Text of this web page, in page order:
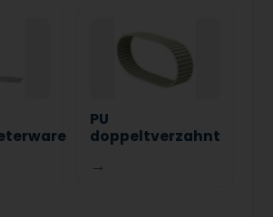
PU
doppeltverzahnt
→